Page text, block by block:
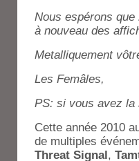
Nous espérons que
à nouveau des
Metalliquement
Les Femâles,
PS: si vous avez la
Cette année 2010
de multiples
Threat Signal,